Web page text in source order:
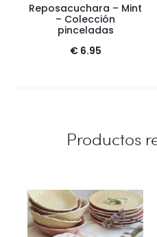
Reposacuchara – Mint
– Colección
pinceladas
€6.95
Productos